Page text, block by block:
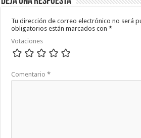
Tu dirección de correo electrónico no será
obligatorios están marcados con*
Votaciones
Comentario*